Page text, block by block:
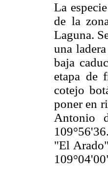
La
de la
Laguna.
una
baja
etapa de
cotejo
poner en
Antonio
"El